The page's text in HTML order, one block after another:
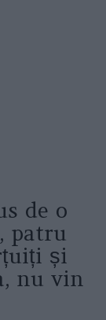
de o
patru
și
nu vin